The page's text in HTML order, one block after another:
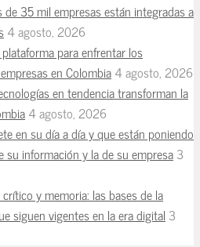
de 35 mil empresas están integradas a
4 agosto, 2026
para enfrentar los
en Colombia4 agosto, 2026
en tendencia transforman la
4 agosto, 2026
en su día a día y que están poniendo
su información y la de su empresa3
y memoria: las bases de la
siguen vigentes en la era digital 3